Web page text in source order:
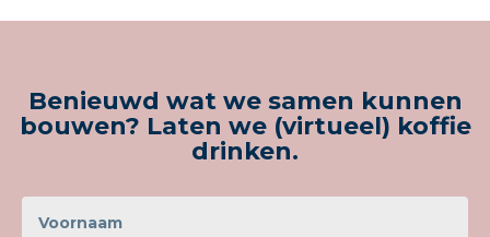
Benieuwd wat we samen kunnen
bouwen? Laten we (virtueel) koffie
drinken.